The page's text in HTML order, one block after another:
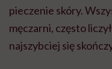
pieczenie skóry.
męczarni, często
najszybciej się